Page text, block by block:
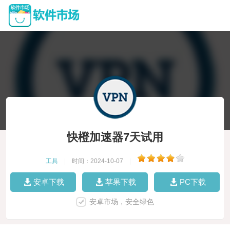
快橙加速器7天试用
工具 时间：2024-10-07
安卓下载 苹果下载 PC下载
安卓市场，安全绿色